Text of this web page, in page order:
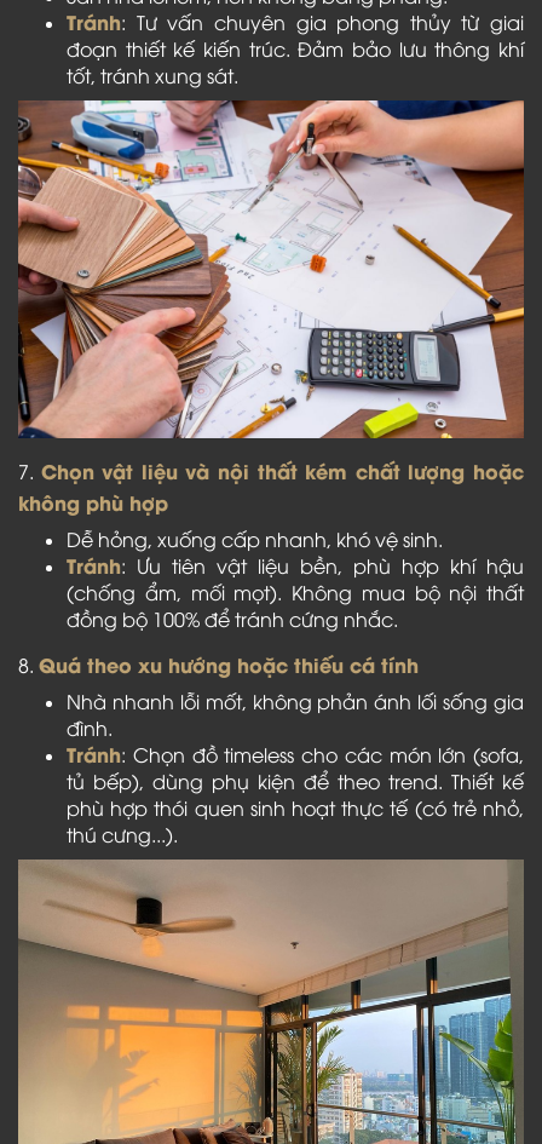
Tránh: Tư vấn chuyên gia phong thủy từ giai
đoạn thiết kế kiến trúc. Đảm bảo lưu thông khí
tốt, tránh xung sát.
7. Chọn vật liệu và nội thất kém chất lượng hoặc
không phù hợp
Dễ hỏng, xuống cấp nhanh, khó vệ sinh.
Tránh: Ưu tiên vật liệu bền, phù hợp khí hậu
(chống ẩm, mối mọt). Không mua bộ nội thất
đồng bộ 100% để tránh cứng nhắc.
8. Quá theo xu hướng hoặc thiếu cá tính
Nhà nhanh lỗi mốt, không phản ánh lối sống gia
đình.
Tránh: Chọn đồ timeless cho các món lớn (sofa,
tủ bếp), dùng phụ kiện để theo trend. Thiết kế
phù hợp thói quen sinh hoạt thực tế (có trẻ nhỏ,
thú cưng...).